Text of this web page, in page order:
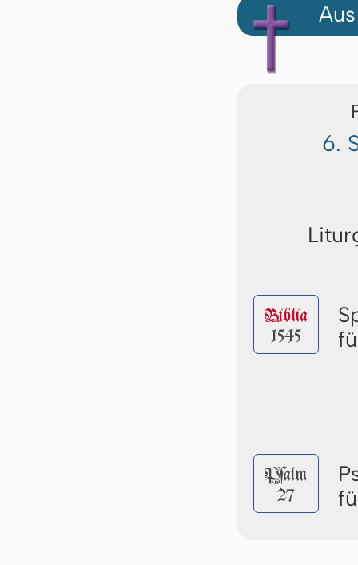
6.
Biblia
1545
Pſalm
27